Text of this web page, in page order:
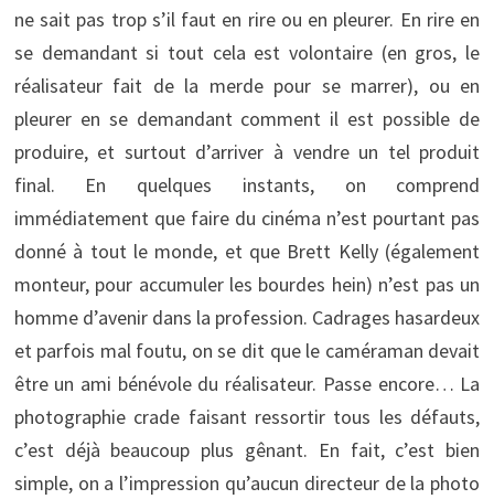
ne sait pas trop s’il faut en rire ou en pleurer. En rire en
se demandant si tout cela est volontaire (en gros, le
réalisateur fait de la merde pour se marrer), ou en
pleurer en se demandant comment il est possible de
produire, et surtout d’arriver à vendre un tel produit
final. En quelques instants, on comprend
immédiatement que faire du cinéma n’est pourtant pas
donné à tout le monde, et que Brett Kelly (également
monteur, pour accumuler les bourdes hein) n’est pas un
homme d’avenir dans la profession. Cadrages hasardeux
et parfois mal foutu, on se dit que le caméraman devait
être un ami bénévole du réalisateur. Passe encore… La
photographie crade faisant ressortir tous les défauts,
c’est déjà beaucoup plus gênant. En fait, c’est bien
simple, on a l’impression qu’aucun directeur de la photo